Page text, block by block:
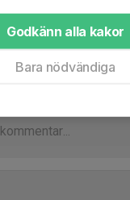
Godkänn alla kakor
Bara nödvändiga